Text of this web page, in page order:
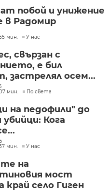
побой и унижение
в Радомир
мин.
У нас
свързан с
е бил
застрелял осем...
мин.
По света
на педофили" до
Кога
мин.
У нас
на
мост
край село Гиген